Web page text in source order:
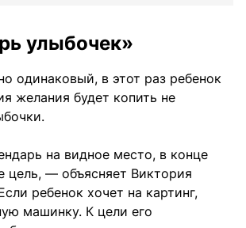
улыбочек»
одинаковый, в этот раз ребенок
желания будет копить не
на видное место, в конце
цель, — объясняет Виктория
ребенок хочет на картинг,
машинку. К цели его